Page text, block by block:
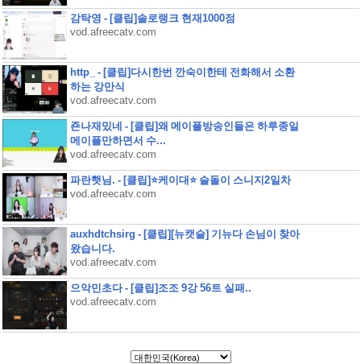
감탁영 - [클립]솔로랭크 현재1000점
vod.afreecatv.com
http_ - [클립]다시한번 깐숙이한테 전화해서 소환
하는 강만식
vod.afreecatv.com
죤나재밌네 - [클립]왜 메이플방송인들은 하루종일
메이플만하면서 수...
vod.afreecatv.com
파란햇님. - [클립]⭐케이대⭐ 슬돌이 스니지2일차
vod.afreecatv.com
auxhdtchsirg - [클립][뉴캣슬] 기뉴다 손님이 찾아
왔습니다.
vod.afreecatv.com
으악민초다 - [클립]조조 9강 56트 실패..
vod.afreecatv.com